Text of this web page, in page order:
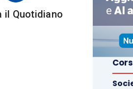
che, in assenza
dovute da
il Quotidiano